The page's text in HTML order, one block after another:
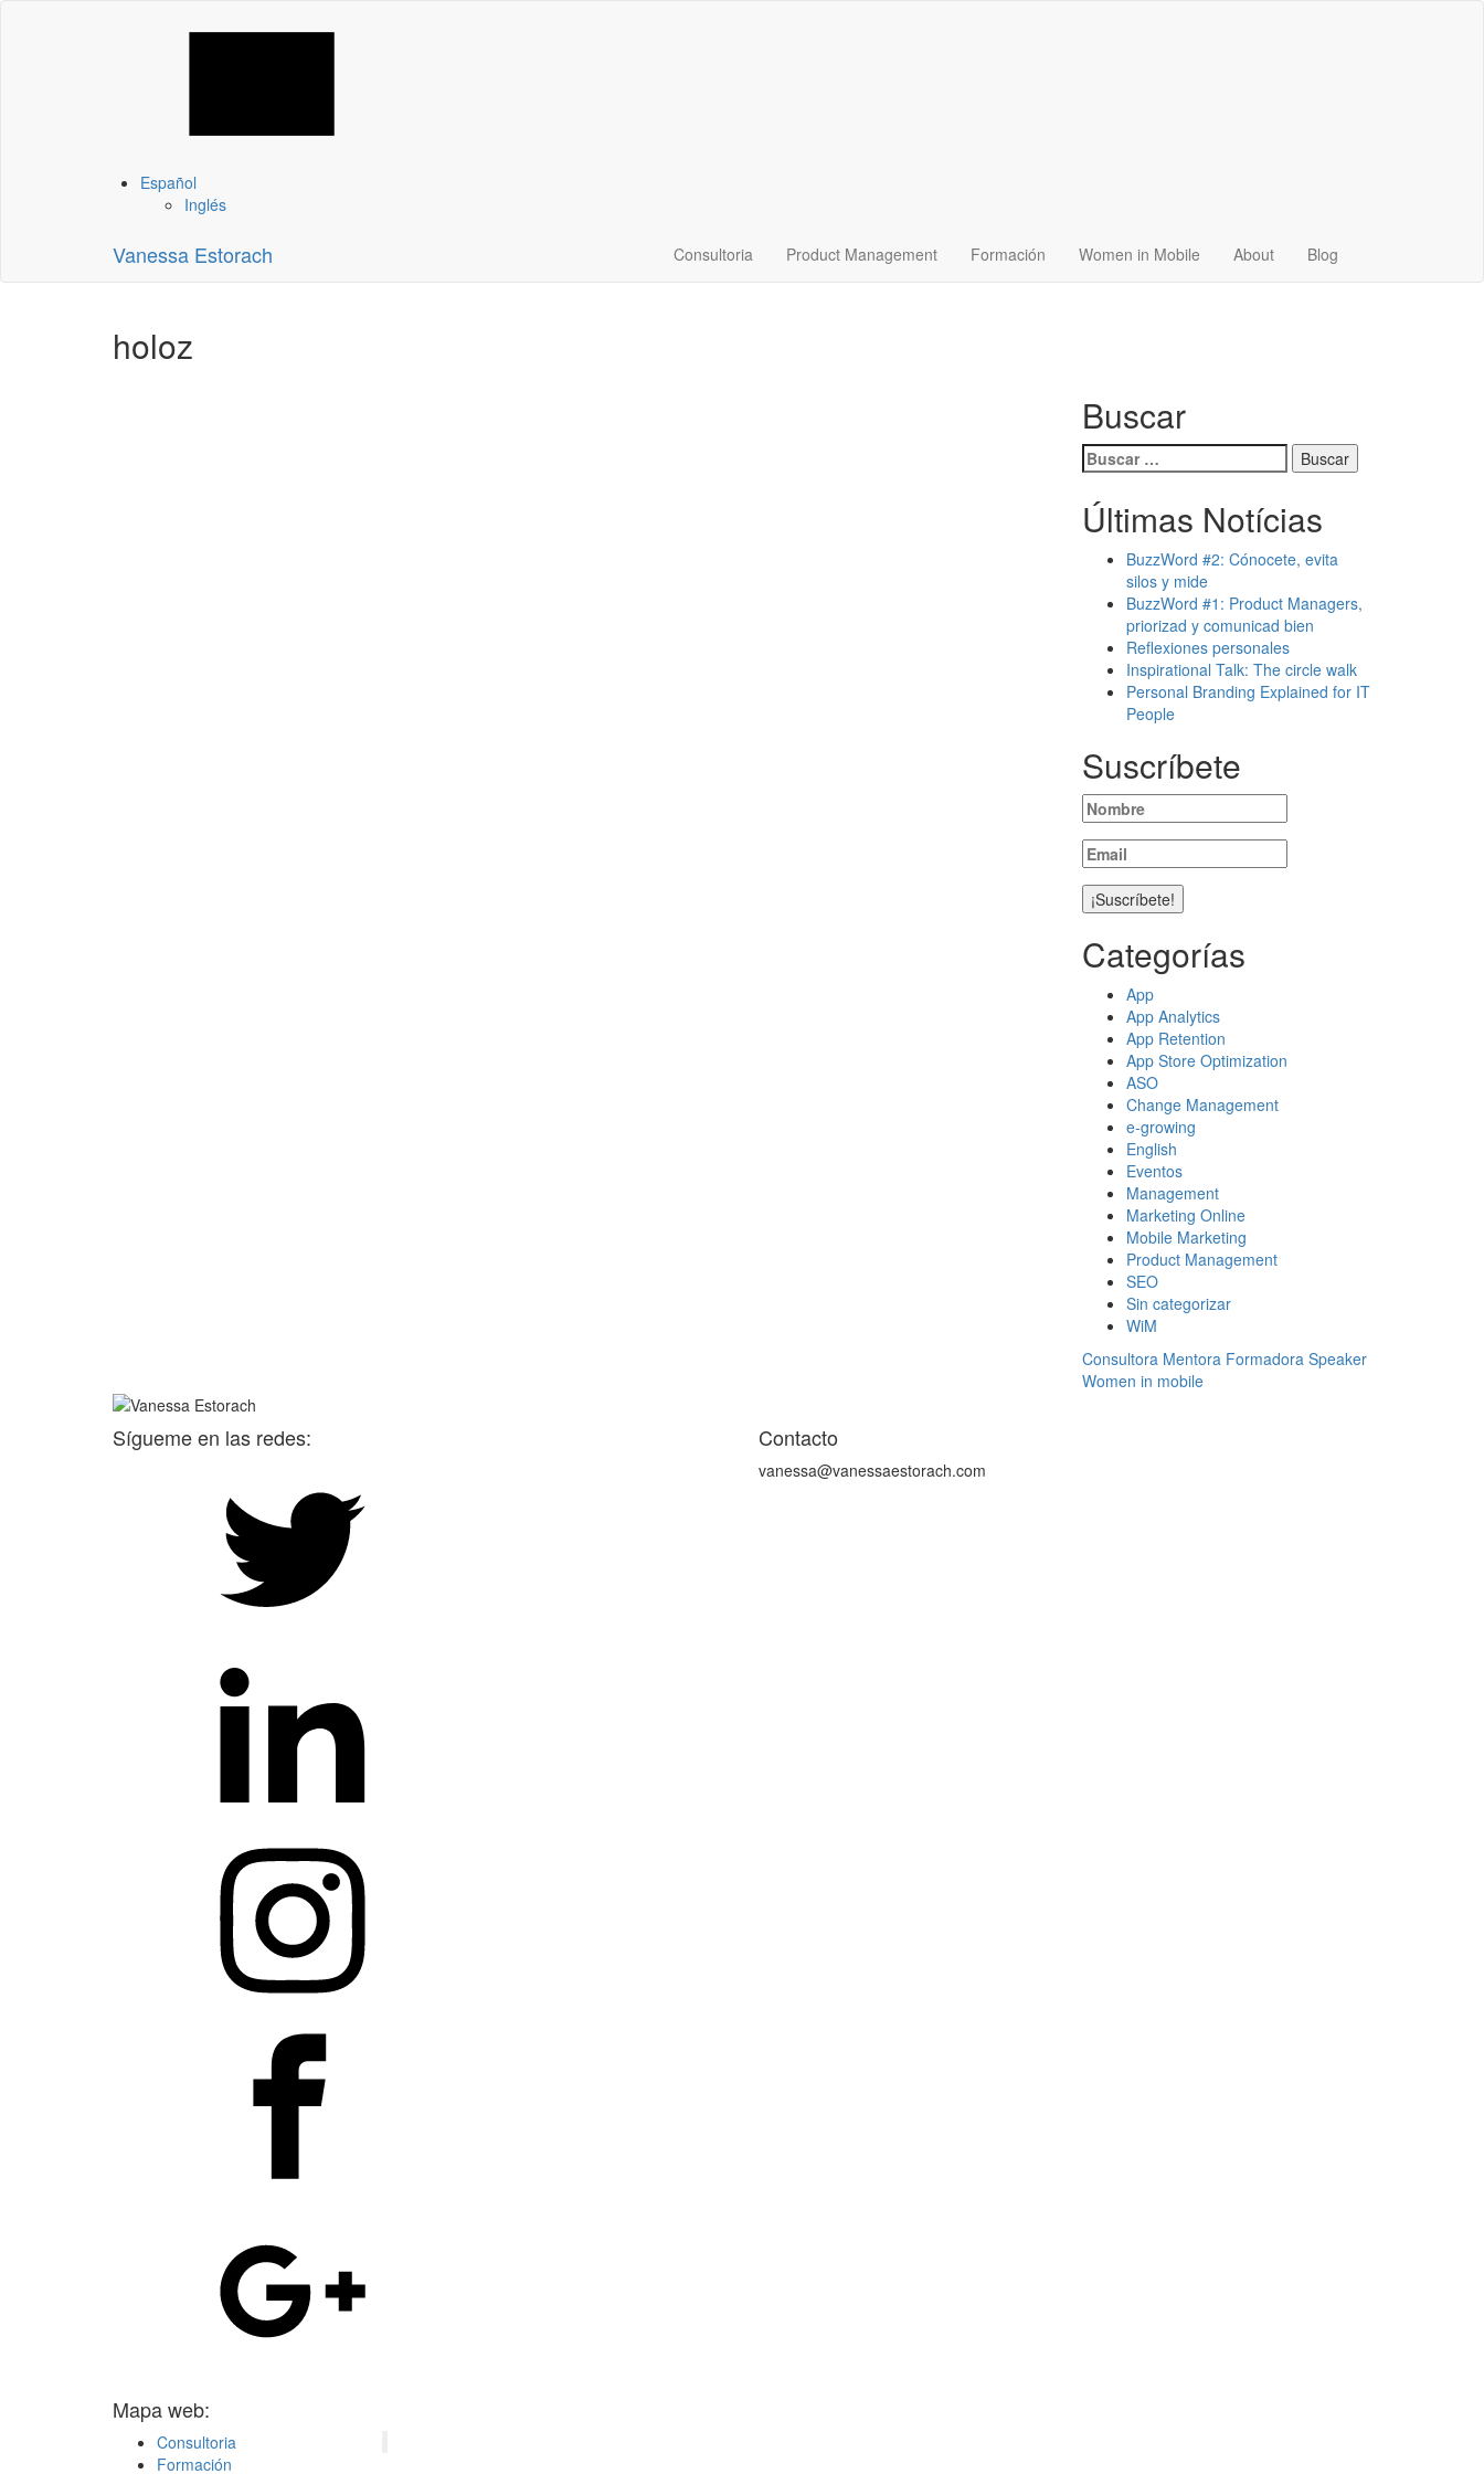
Español
Inglés
Vanessa Estorach Consultoria Product Management Formación Women in Mobile About Blog
holoz
Buscar
Buscar:
Últimas Notícias
BuzzWord #2: Cónocete, evita
silos y mide
BuzzWord #1: Product Managers,
priorizad y comunicad bien
Reflexiones personales
Inspirational Talk: The circle walk
Personal Branding Explained for IT
People
Suscríbete
Categorías
App
App Analytics
App Retention
App Store Optimization
ASO
Change Management
e-growing
English
Eventos
Management
Marketing Online
Mobile Marketing
Product Management
SEO
Sin categorizar
WiM
Consultora Mentora Formadora Speaker
Women in mobile
Sígueme en las redes:
Mapa web:
Consultoria
Formación
Contacto
vanessa@vanessaestorach.com